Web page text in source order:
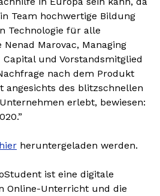
Team hochwertige Bildung
Technologie für alle
Marovac, Managing
Capital und Vorstandsmitglied
nach dem Produkt
angesichts des blitzschnellen
erlebt, bewiesen:
hier heruntergeladen werden.
ist eine digitale
Online-Unterricht und die